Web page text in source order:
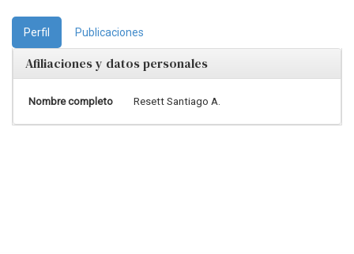
Perfil Publicaciones
Afiliaciones y datos personales
Nombre completo Resett Santiago A.